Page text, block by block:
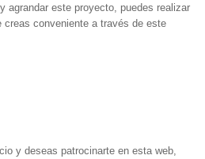
agrandar este proyecto, puedes realizar
creas conveniente a través de este
y deseas patrocinarte en esta web,